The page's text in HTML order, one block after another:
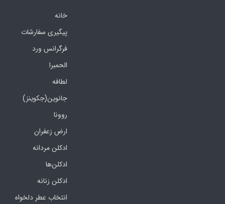
خانه
پیگیری سفارشات
فرگرانس ورد
الحمبرا
لطافه
جانوین(جکوینز)
روونا
ارض زعفران
ادکلن مردانه
ادکلن‌ها
ادکلن زنانه
انتخاب عطر دلخواه